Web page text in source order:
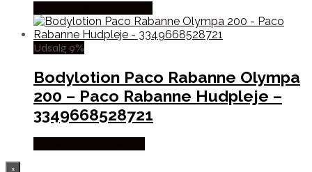
Udsalg 9%
Bodylotion Paco Rabanne Olympa
200 – Paco Rabanne Hudpleje –
3349668528721
×